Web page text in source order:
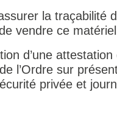
la
vendre ce
d’une
l’Ordre sur
privée et